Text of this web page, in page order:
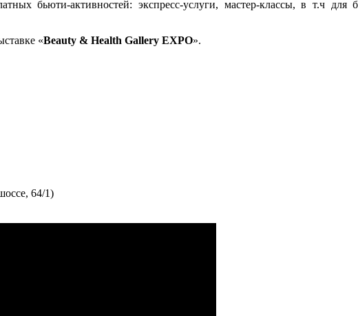
бьюти-активностей: экспресс-услуги, мастер-классы, в т.ч для
«Beauty & Health Gallery EXPO».
64/1)